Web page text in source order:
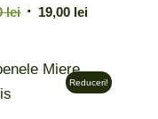
lei Prețul
fost:
35,00 lei.
19,00 leiPrețul
19,00 lei.
Reduceri!